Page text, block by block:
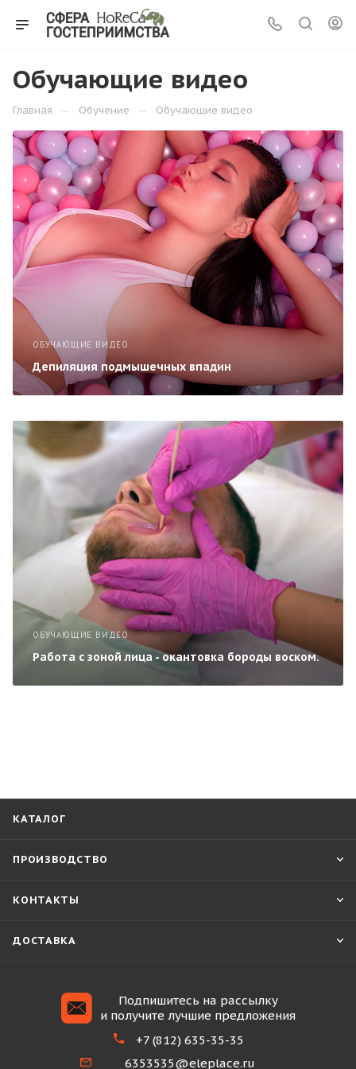
Обучающие видео
Главная — Обучение — Обучающие видео
ОБУЧАЮЩИЕ ВИДЕО
Депиляция подмышечных впадин
ОБУЧАЮЩИЕ ВИДЕО
Работа с зоной лица - окантовка бороды воском.
КАТАЛОГ
ПРОИЗВОДСТВО
КОНТАКТЫ
ДОСТАВКА
Подпишитесь на рассылку
и получите лучшие предложения
+7 (812) 635-35-35
6353535@eleplace.ru